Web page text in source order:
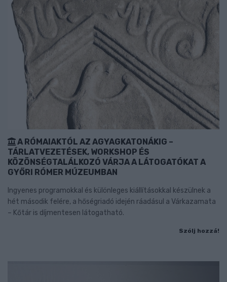
A RÓMAIAKTÓL AZ AGYAGKATONÁKIG –
TÁRLATVEZETÉSEK, WORKSHOP ÉS
KÖZÖNSÉGTALÁLKOZÓ VÁRJA A LÁTOGATÓKAT A
GYŐRI RÓMER MÚZEUMBAN
Ingyenes programokkal és különleges kiállításokkal készülnek a
hét második felére, a hőségriadó idején ráadásul a Várkazamata
– Kőtár is díjmentesen látogatható.
Szólj hozzá!